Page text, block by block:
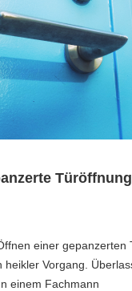
Türöffnung
einer gepanzerten
heikler Vorgang.
einem Fachmann